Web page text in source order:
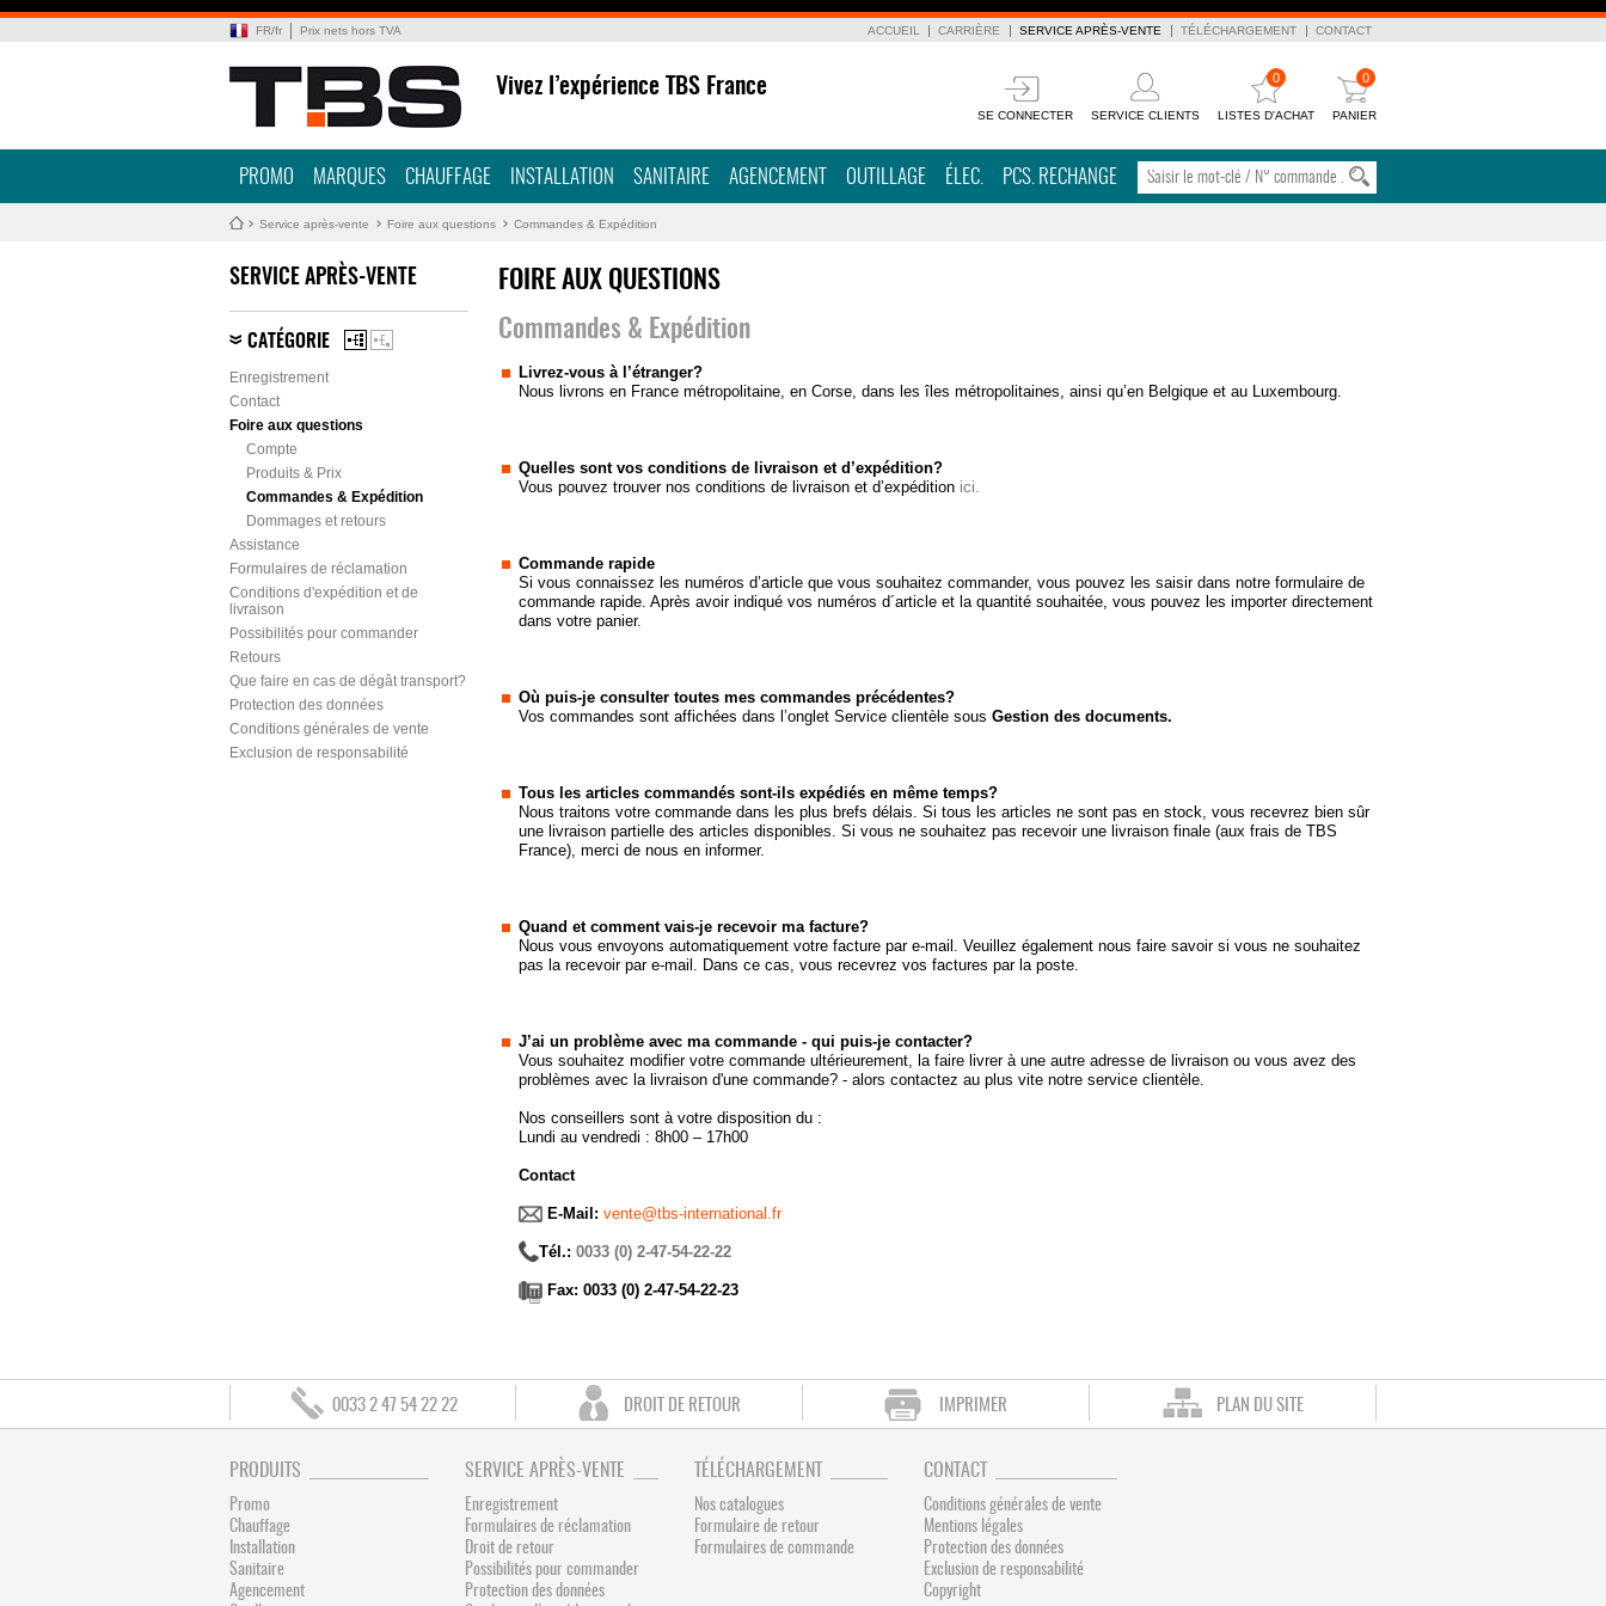
FR/fr Prix nets hors TVA ACCUEIL CARRIÈRE SERVICE APRÈS-VENTE TÉLÉCHARGEMENT CONTACT
Vivez l’expérience TBS France
SE CONNECTER SERVICE CLIENTS
0
LISTES D'ACHAT
0
PANIER
PROMO MARQUES CHAUFFAGE INSTALLATION SANITAIRE AGENCEMENT OUTILLAGE ÉLEC. PCS. RECHANGE
Service après-vente Foire aux questions Commandes & Expédition
SERVICE APRÈS-VENTE
CATÉGORIE
Enregistrement
Contact
Foire aux questions
Compte
Produits & Prix
Commandes & Expédition
Dommages et retours
Assistance
Formulaires de réclamation
Conditions d'expédition et de
livraison
Possibilités pour commander
Retours
Que faire en cas de dégât transport?
Protection des données
Conditions générales de vente
Exclusion de responsabilité
FOIRE AUX QUESTIONS
Commandes & Expédition
Livrez-vous à l’étranger?
Nous livrons en France métropolitaine, en Corse, dans les îles métropolitaines, ainsi qu’en Belgique et au Luxembourg.
Quelles sont vos conditions de livraison et d’expédition?
Vous pouvez trouver nos conditions de livraison et d’expédition ici.
Commande rapide
Si vous connaissez les numéros d’article que vous souhaitez commander, vous pouvez les saisir dans notre formulaire de
commande rapide. Après avoir indiqué vos numéros d´article et la quantité souhaitée, vous pouvez les importer directement
dans votre panier.
Où puis-je consulter toutes mes commandes précédentes?
Vos commandes sont affichées dans l’onglet Service clientèle sous Gestion des documents.
Tous les articles commandés sont-ils expédiés en même temps?
Nous traitons votre commande dans les plus brefs délais. Si tous les articles ne sont pas en stock, vous recevrez bien sûr
une livraison partielle des articles disponibles. Si vous ne souhaitez pas recevoir une livraison finale (aux frais de TBS
France), merci de nous en informer.
Quand et comment vais-je recevoir ma facture?
Nous vous envoyons automatiquement votre facture par e-mail. Veuillez également nous faire savoir si vous ne souhaitez
pas la recevoir par e-mail. Dans ce cas, vous recevrez vos factures par la poste.
J’ai un problème avec ma commande - qui puis-je contacter?
Vous souhaitez modifier votre commande ultérieurement, la faire livrer à une autre adresse de livraison ou vous avez des
problèmes avec la livraison d'une commande? - alors contactez au plus vite notre service clientèle.
Nos conseillers sont à votre disposition du :
Lundi au vendredi : 8h00 – 17h00
Contact
E-Mail: vente@tbs-international.fr
Tél.: 0033 (0) 2-47-54-22-22
Fax: 0033 (0) 2-47-54-22-23
0033 2 47 54 22 22 DROIT DE RETOUR IMPRIMER PLAN DU SITE
PRODUITS
Promo
Chauffage
Installation
Sanitaire
Agencement
SERVICE APRÈS-VENTE
Enregistrement
Formulaires de réclamation
Droit de retour
Possibilités pour commander
Protection des données
TÉLÉCHARGEMENT
Nos catalogues
Formulaire de retour
Formulaires de commande
CONTACT
Conditions générales de vente
Mentions légales
Protection des données
Exclusion de responsabilité
Copyright